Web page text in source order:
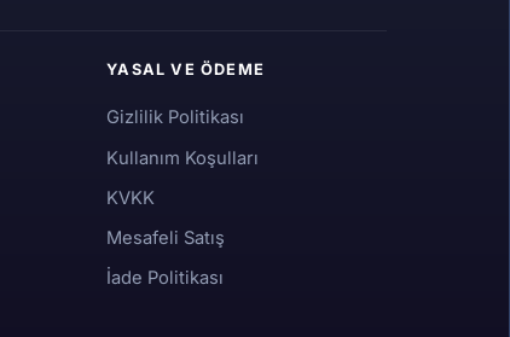
YASAL VE ÖDEME
Gizlilik Politikası
Kullanım Koşulları
KVKK
Mesafeli Satış
İade Politikası